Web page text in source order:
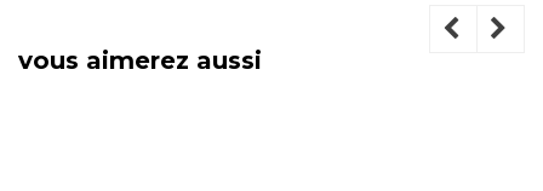
vous aimerez aussi